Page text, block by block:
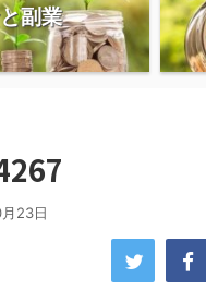
副業
23日